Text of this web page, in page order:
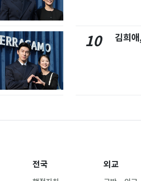
10 김희
전국 외교